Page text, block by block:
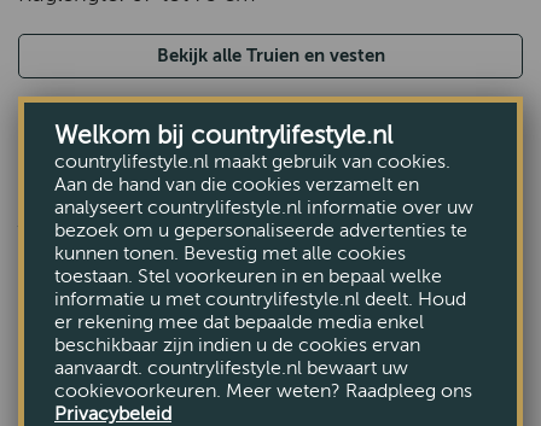
Bekijk alle Truien en vesten
ANDEREN BEKEKEN OOK
Welkom bij countrylifestyle.nl
countrylifestyle.nl maakt gebruik van cookies.
Aan de hand van die cookies verzamelt en
analyseert countrylifestyle.nl informatie over uw
bezoek om u gepersonaliseerde advertenties te
kunnen tonen. Bevestig met alle cookies
toestaan. Stel voorkeuren in en bepaal welke
informatie u met countrylifestyle.nl deelt. Houd
er rekening mee dat bepaalde media enkel
beschikbaar zijn indien u de cookies ervan
aanvaardt. countrylifestyle.nl bewaart uw
cookievoorkeuren. Meer weten? Raadpleeg ons
Privacybeleid